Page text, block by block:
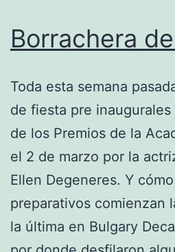
Borrachera
Toda esta semana
de fiesta pre
de los Premios de la
el 2 de marzo por la
Ellen Degeneres. Y
preparativos comienzan
la última en Bulgary